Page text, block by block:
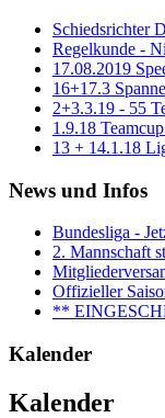
Schiedsrichter
Regelkunde -
17.08.2019
16+17.3
2+3.3.19 - 55
1.9.18
13 + 14.1.18
News und Infos
Bundesliga -
2. Mannschaft
Offizieller
**
Kalender
Kalender